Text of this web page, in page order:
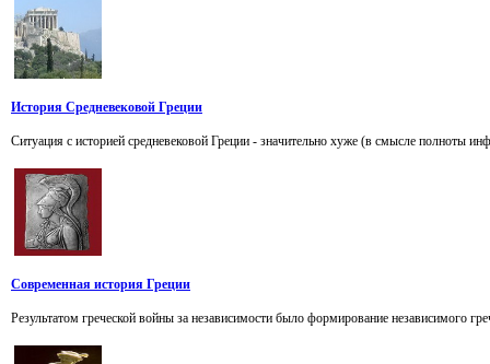
История Средневековой Греции
Ситуация с историей средневековой Греции - значительно хуже (в смысле полноты
Современная история Греции
Результатом греческой войны за независимости было формирование независимого